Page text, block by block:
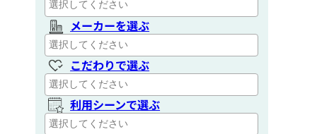
メーカーを選ぶ
こだわりで選ぶ
利用シーンで選ぶ